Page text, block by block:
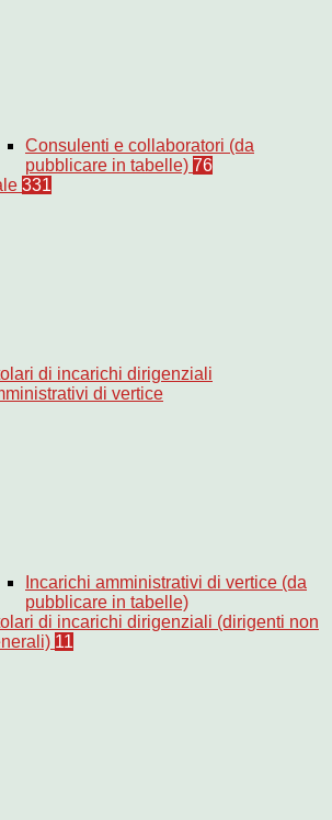
Consulenti e collaboratori (da
pubblicare in tabelle) 76
331
di incarichi dirigenziali
di vertice
Incarichi amministrativi di vertice (da
pubblicare in tabelle)
di incarichi dirigenziali (dirigenti non
11